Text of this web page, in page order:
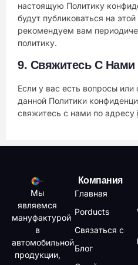
настоящую Политику
будут публиковаться на
рекомендуем вам
политику.
9. Свяжитесь С Нами
Если у вас есть вопросы или
данной Политики
свяжитесь с нами по адресу
Мы
являемся
мануфактурой
в
автомобильной
продукции,
Компания
Главная
Porducts
Связаться с
Блог